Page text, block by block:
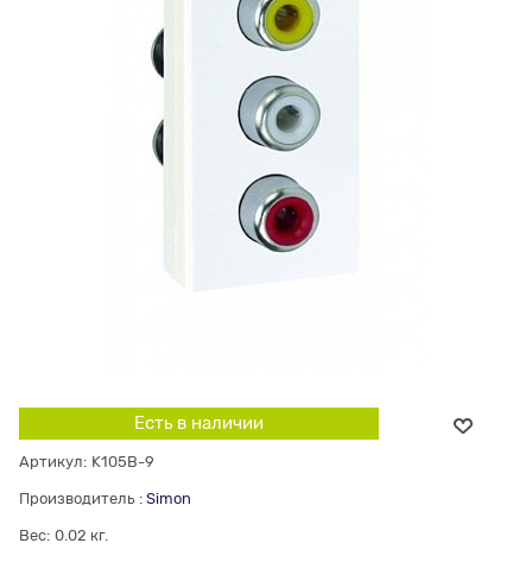
Есть в наличии
Артикул: K105B-9
Производитель : Simon
Вес: 0.02 кг.